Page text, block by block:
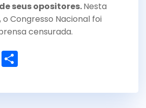
seus opositores.Nesta
o Congresso Nacional foi
censurada.
E
m
ar